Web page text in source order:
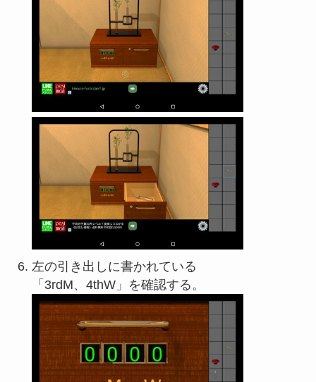
左の引き出しに書かれている
「3rdM、4thW」を確認する。